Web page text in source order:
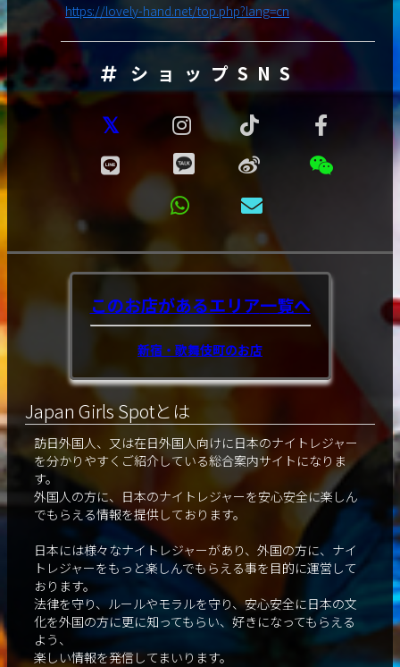
https://lovely-hand.net/top.php?lang=cn
ショップSNS
このお店があるエリア一覧へ
新宿・歌舞伎町のお店
Japan Girls Spotとは
訪日外国人、又は在日外国人向けに日本のナイトレジャー
を分かりやすくご紹介している総合案内サイトになりま
す。
外国人の方に、日本のナイトレジャーを安心安全に楽しん
でもらえる情報を提供しております。
日本には様々なナイトレジャーがあり、外国の方に、ナイ
トレジャーをもっと楽しんでもらえる事を目的に運営して
おります。
法律を守り、ルールやモラルを守り、安心安全に日本の文
化を外国の方に更に知ってもらい、好きになってもらえる
よう、
楽しい情報を発信してまいります。